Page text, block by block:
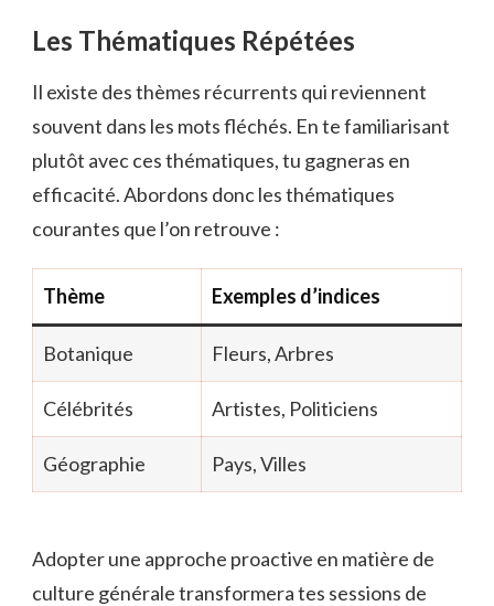
Les Thématiques Répétées
Il existe des thèmes récurrents qui reviennent
souvent dans les mots fléchés. En te familiarisant
plutôt avec ces thématiques, tu gagneras en
efficacité. Abordons donc les thématiques
courantes que l’on retrouve :
Thème Exemples d’indices
Botanique Fleurs, Arbres
Célébrités Artistes, Politiciens
Géographie Pays, Villes
Adopter une approche proactive en matière de
culture générale transformera tes sessions de